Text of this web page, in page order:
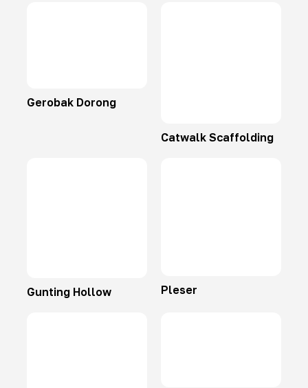
Gerobak Dorong
Catwalk Scaffolding
Gunting Hollow Pleser